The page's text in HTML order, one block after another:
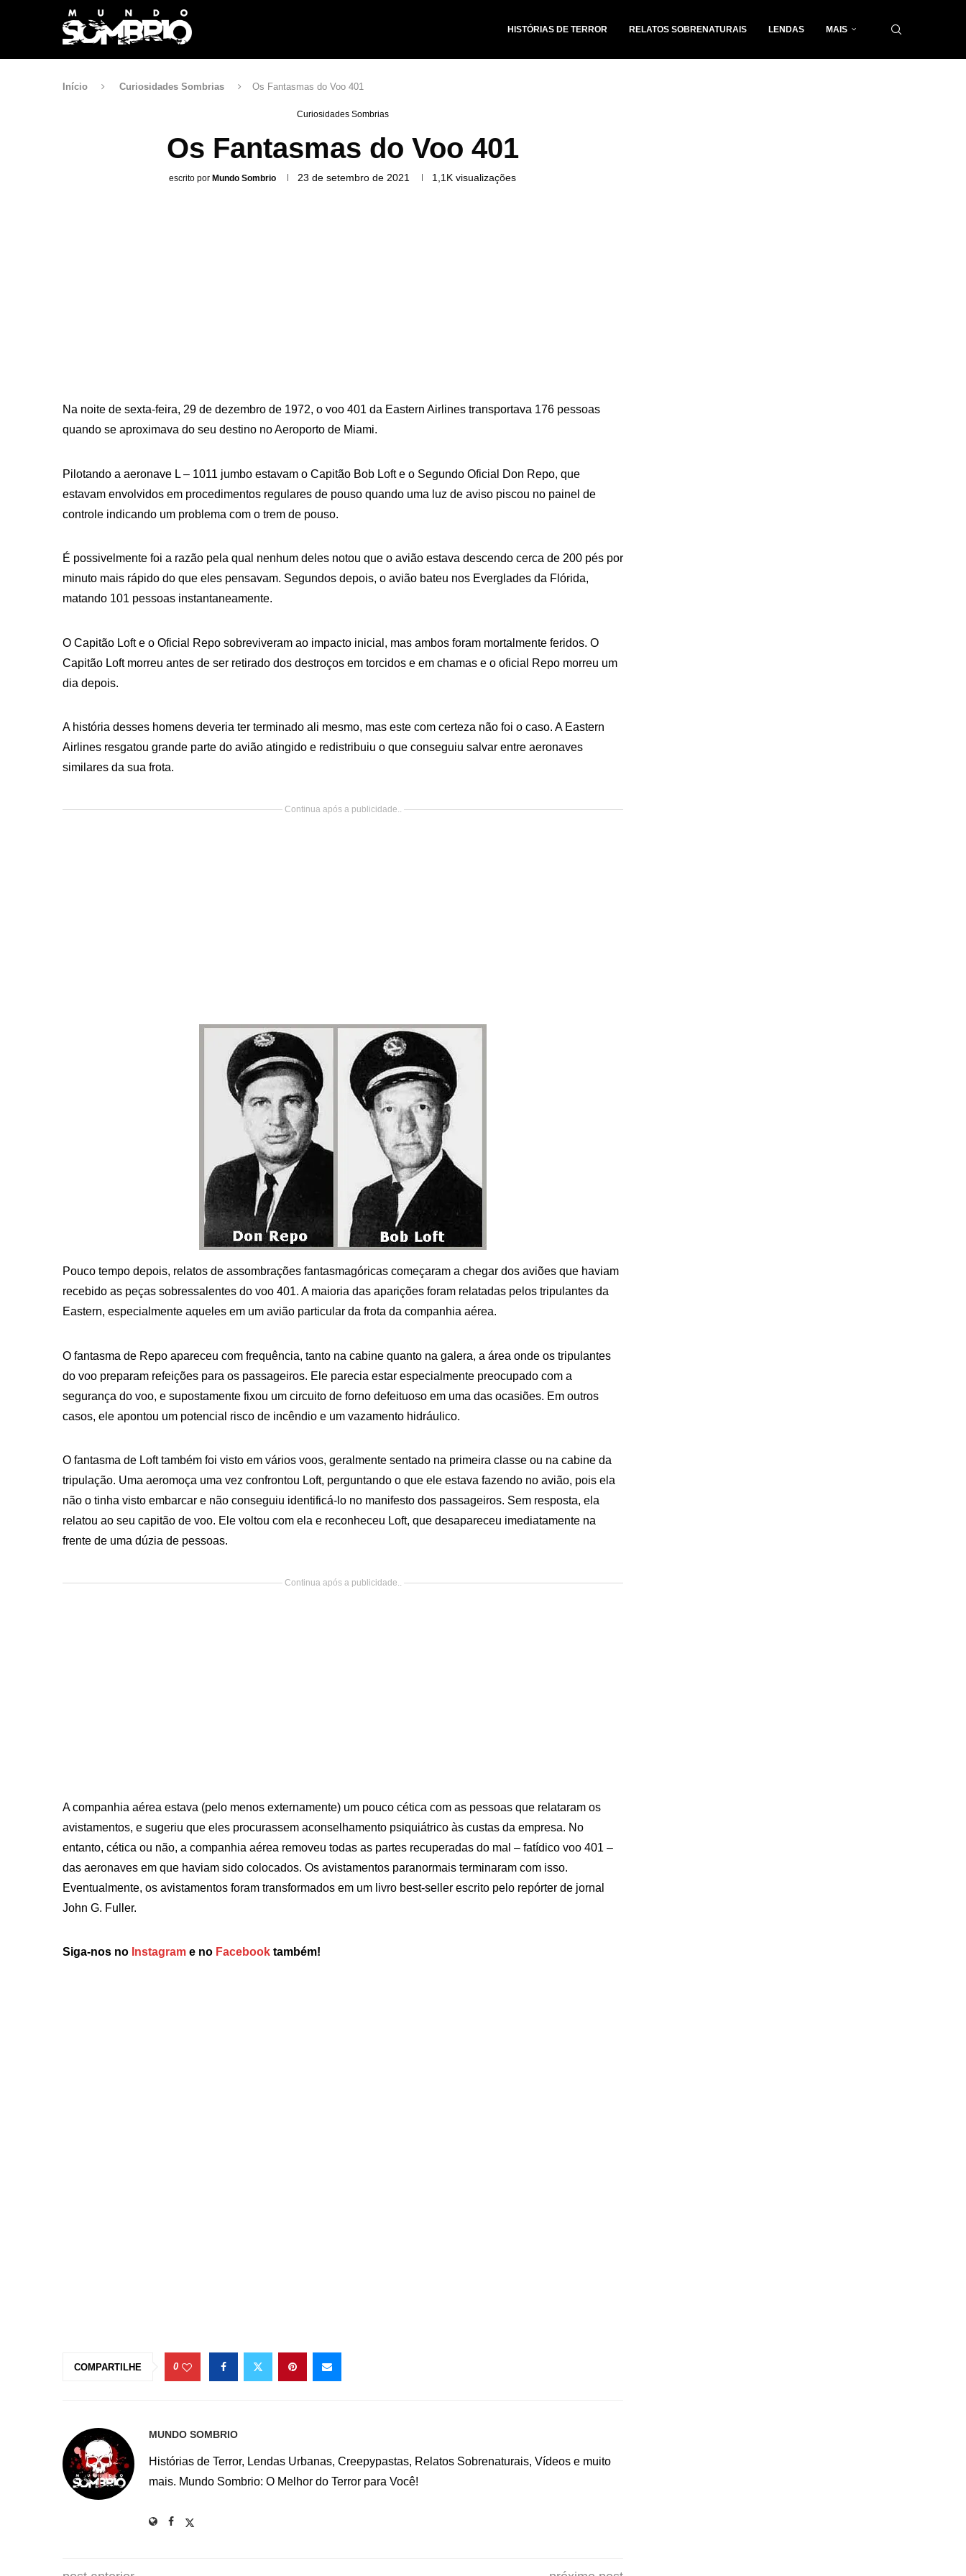
HISTÓRIAS DE TERROR RELATOS SOBRENATURAIS LENDAS MAIS
Início Curiosidades Sombrias Os Fantasmas do Voo 401
Curiosidades Sombrias
Os Fantasmas do Voo 401
escrito por Mundo Sombrio 23 de setembro de 2021 1,1K visualizações
Na noite de sexta-feira, 29 de dezembro de 1972, o voo 401 da Eastern Airlines transportava 176 pessoas
quando se aproximava do seu destino no Aeroporto de Miami.
Pilotando a aeronave L – 1011 jumbo estavam o Capitão Bob Loft e o Segundo Oficial Don Repo, que
estavam envolvidos em procedimentos regulares de pouso quando uma luz de aviso piscou no painel de
controle indicando um problema com o trem de pouso.
É possivelmente foi a razão pela qual nenhum deles notou que o avião estava descendo cerca de 200 pés por
minuto mais rápido do que eles pensavam. Segundos depois, o avião bateu nos Everglades da Flórida,
matando 101 pessoas instantaneamente.
O Capitão Loft e o Oficial Repo sobreviveram ao impacto inicial, mas ambos foram mortalmente feridos. O
Capitão Loft morreu antes de ser retirado dos destroços em torcidos e em chamas e o oficial Repo morreu um
dia depois.
A história desses homens deveria ter terminado ali mesmo, mas este com certeza não foi o caso. A Eastern
Airlines resgatou grande parte do avião atingido e redistribuiu o que conseguiu salvar entre aeronaves
similares da sua frota.
Continua após a publicidade..
Pouco tempo depois, relatos de assombrações fantasmagóricas começaram a chegar dos aviões que haviam
recebido as peças sobressalentes do voo 401. A maioria das aparições foram relatadas pelos tripulantes da
Eastern, especialmente aqueles em um avião particular da frota da companhia aérea.
O fantasma de Repo apareceu com frequência, tanto na cabine quanto na galera, a área onde os tripulantes
do voo preparam refeições para os passageiros. Ele parecia estar especialmente preocupado com a
segurança do voo, e supostamente fixou um circuito de forno defeituoso em uma das ocasiões. Em outros
casos, ele apontou um potencial risco de incêndio e um vazamento hidráulico.
O fantasma de Loft também foi visto em vários voos, geralmente sentado na primeira classe ou na cabine da
tripulação. Uma aeromoça uma vez confrontou Loft, perguntando o que ele estava fazendo no avião, pois ela
não o tinha visto embarcar e não conseguiu identificá-lo no manifesto dos passageiros. Sem resposta, ela
relatou ao seu capitão de voo. Ele voltou com ela e reconheceu Loft, que desapareceu imediatamente na
frente de uma dúzia de pessoas.
Continua após a publicidade..
A companhia aérea estava (pelo menos externamente) um pouco cética com as pessoas que relataram os
avistamentos, e sugeriu que eles procurassem aconselhamento psiquiátrico às custas da empresa. No
entanto, cética ou não, a companhia aérea removeu todas as partes recuperadas do mal – fatídico voo 401 –
das aeronaves em que haviam sido colocados. Os avistamentos paranormais terminaram com isso.
Eventualmente, os avistamentos foram transformados em um livro best-seller escrito pelo repórter de jornal
John G. Fuller.
Siga-nos no Instagram e no Facebook também!
COMPARTILHE 0
MUNDO SOMBRIO
Histórias de Terror, Lendas Urbanas, Creepypastas, Relatos Sobrenaturais, Vídeos e muito
mais. Mundo Sombrio: O Melhor do Terror para Você!